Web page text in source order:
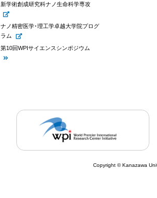
新学術創成研究科ナノ生命科学専攻
ナノ精密医学･理工学卓越大学院プログ
ラム
第10回WPIサイエンスシンポジウム
Copyright © Kanazawa